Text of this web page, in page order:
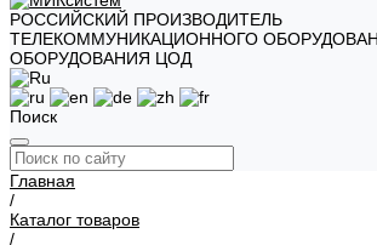
РОССИЙСКИЙ ПРОИЗВОДИТЕЛЬ
ТЕЛЕКОММУНИКАЦИОННОГО
ОБОРУДОВАНИЯ ЦОД
Поиск
Главная
/
Каталог товаров
/